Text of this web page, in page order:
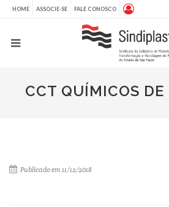
HOME ASSOCIE-SE FALE CONOSCO
CCT QUÍMICOS
Publicado em 11/12/2018